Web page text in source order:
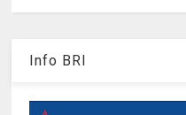
Info BRI